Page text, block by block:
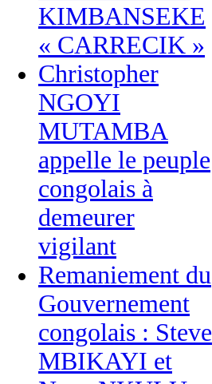
KIMBANSEKE
« CARRECIK »
Christopher
NGOYI
MUTAMBA
appelle le peuple
congolais à
demeurer
vigilant
Remaniement du
Gouvernement
congolais : Steve
MBIKAYI et